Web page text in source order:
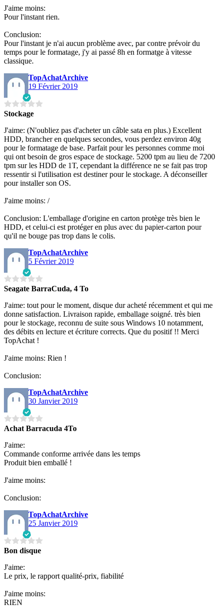
J'aime moins:
Pour l'instant rien.
Conclusion:
Pour l'instant je n'ai aucun problème avec, par contre prévoir du
temps pour le formatage, j'y ai passé 8h en formatge à vitesse
classique.
TopAchatArchive
19 Février 2019
Stockage
J'aime: (N'oubliez pas d'acheter un câble sata en plus.) Excellent
HDD, brancher en quelques secondes, vous perdez environ 40g
pour le formatage de base. Parfait pour les personnes comme moi
qui ont besoin de gros espace de stockage. 5200 tpm au lieu de 7200
tpm sur les HDD de 1T, cependant la différence ne se fait pas trop
ressentir si l'utilisation est destiner pour le stockage. A déconseiller
pour installer son OS.
J'aime moins: /
Conclusion: L'emballage d'origine en carton protège très bien le
HDD, et celui-ci est protéger en plus avec du papier-carton pour
qu'il ne bouge pas trop dans le colis.
TopAchatArchive
5 Février 2019
Seagate BarraCuda, 4 To
J'aime: tout pour le moment, disque dur acheté récemment et qui me
donne satisfaction. Livraison rapide, emballage soigné. très bien
pour le stockage, reconnu de suite sous Windows 10 notamment,
des débits en lecture et écriture corrects. Que du positif !! Merci
TopAchat !
J'aime moins: Rien !
Conclusion:
TopAchatArchive
30 Janvier 2019
Achat Barracuda 4To
J'aime:
Commande conforme arrivée dans les temps
Produit bien emballé !
J'aime moins:
Conclusion:
TopAchatArchive
25 Janvier 2019
Bon disque
J'aime:
Le prix, le rapport qualité-prix, fiabilité
J'aime moins:
RIEN